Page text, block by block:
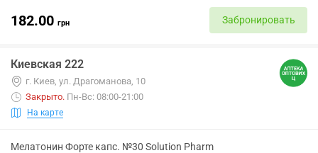
182.00 грн Забронировать
Киевская 222
г. Киев, ул. Драгоманова, 10
Закрыто. Пн-Вс: 08:00-21:00
На карте
Мелатонин Форте капс. №30 Solution Pharm